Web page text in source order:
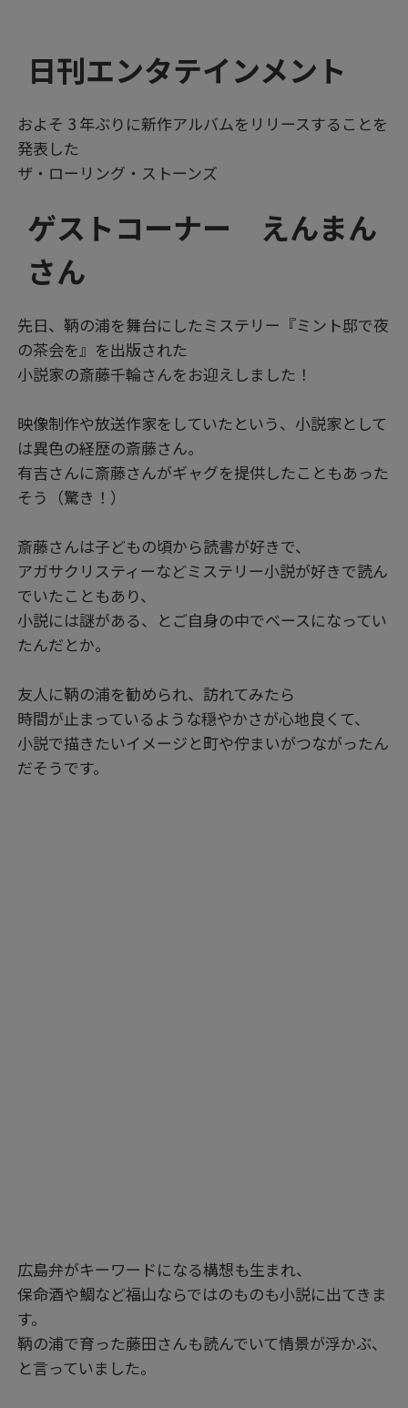
日刊エンタテインメント
およそ 3 年ぶりに新作アルバムをリリースすることを
発表した
ザ・ローリング・ストーンズ
ゲストコーナー えんまん
さん
先日、鞆の浦を舞台にしたミステリー『ミント邸で夜
の茶会を』を出版された
小説家の斎藤千輪さんをお迎えしました！
映像制作や放送作家をしていたという、小説家として
は異色の経歴の斎藤さん。
有吉さんに斎藤さんがギャグを提供したこともあった
そう（驚き！）
斎藤さんは子どもの頃から読書が好きで、
アガサクリスティーなどミステリー小説が好きで読ん
でいたこともあり、
小説には謎がある、とご自身の中でベースになってい
たんだとか。
友人に鞆の浦を勧められ、訪れてみたら
時間が止まっているような穏やかさが心地良くて、
小説で描きたいイメージと町や佇まいがつながったん
だそうです。
広島弁がキーワードになる構想も生まれ、
保命酒や鯛など福山ならではのものも小説に出てきま
す。
鞆の浦で育った藤田さんも読んでいて情景が浮かぶ、
と言っていました。